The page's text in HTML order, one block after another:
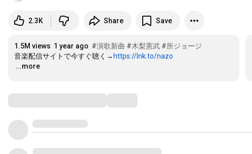
2.3K Share Save
1.5M views 1 year ago #演歌新曲 #木梨憲武 #所ジョージ
音楽配信サイトで今すぐ聴く→ https://lnk.to/nazo
…
...more